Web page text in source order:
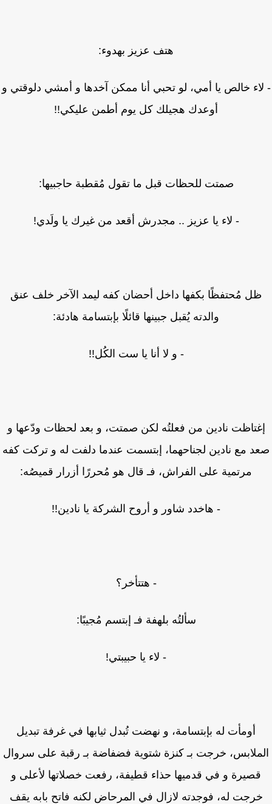
هتف عزيز بهدوء:
خالص يا أمي، لو تحبي أنا ممكن آخدها و أمشي دلوقتي و
أوعدك هجيلك كل يوم أطمن عليكي!!
صمتت للحظات قبل ما تقول مُقطبة حاجبيها:
- لاء يا عزيز .. مجدرش أقعد من غيرك يا ولَدي!
ظل مُحتفظًا بكفها داخل أحضان كفه ليمد الآخر خلف عنق
والدته يُقبل جبينها قائلًا بإبتسامة هادئة:
- و لا أنا يا ست الكُل!!
نادين من فعلتُه لكن صمتت، و بعد لحظات ودّعها و
مع نادين لجناحهما، إبتسمت عندما دلفت له و تركت كفه
مرتمية على الفراش، فـ قال هو مُحررًا أزرار قميصُه:
- هاخدد شاور و أروح الشركة يا نادين!!
- هتتأخر؟
سألتُه بلهفة فـ إبتسم مُجيبًا:
- لاء يا حبيبتي!
أومأت له بإبتسامة، و نهضت تُبدل ثيابها في غرفة تبديل
خرجت بـ كنزة شتوية فضفاضة بـ رقبة على سروال
قصيرة و في قدميها حذاء قطيفة، رفعت خصلاتها لأعلى و
له، فوجدته لازال في المرحاض لكنه فاتح بابه يقف